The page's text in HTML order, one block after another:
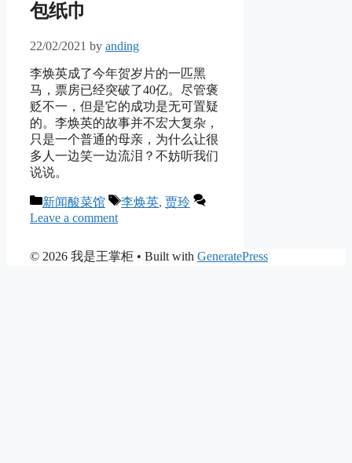
包纸巾
22/02/2021 by anding
李焕英成了今年贺岁片的一匹黑
马，票房已经突破了40亿。尽管褒
贬不一，但是它的成功是无可置疑
的。李焕英的故事并不宏大复杂，
只是一个普通的母亲，为什么让很
多人一边笑一边流泪？不妨听我们
说说。
Categories
新闻酸菜馆 Tags
李焕英, 贾玲
Leave a comment
© 2026 我是王掌柜 • Built with GeneratePress